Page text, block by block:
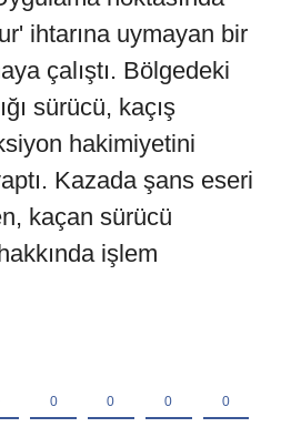
ihtarına uymayan bir
çalıştı. Bölgedeki
sürücü, kaçış
hakimiyetini
Kazada şans eseri
kaçan sürücü
işlem